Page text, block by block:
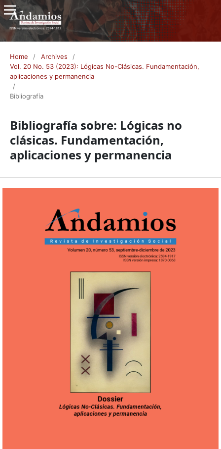
Home / Archives
/
Vol. 20 No. 53 (2023): Lógicas No-Clásicas. Fundamentación,
aplicaciones y permanencia
/
Bibliografía
Bibliografía sobre: Lógicas no
clásicas. Fundamentación,
aplicaciones y permanencia